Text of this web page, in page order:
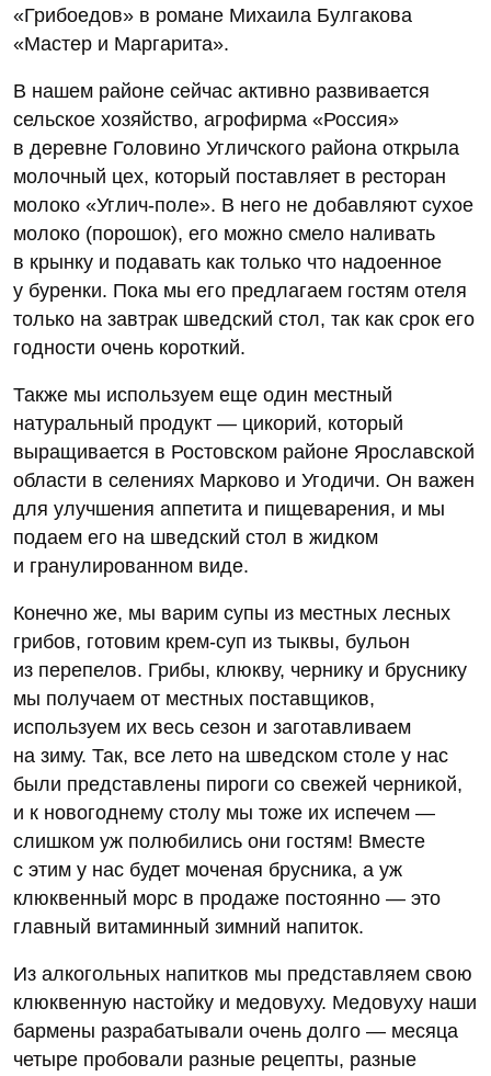
«Грибоедов» в романе Михаила Булгакова
«Мастер и Маргарита».
В нашем районе сейчас активно развивается
сельское хозяйство, агрофирма «Россия»
в деревне Головино Угличского района открыла
молочный цех, который поставляет в ресторан
молоко «Углич-поле». В него не добавляют сухое
молоко (порошок), его можно смело наливать
в крынку и подавать как только что надоенное
у буренки. Пока мы его предлагаем гостям отеля
только на завтрак шведский стол, так как срок его
годности очень короткий.
Также мы используем еще один местный
натуральный продукт — цикорий, который
выращивается в Ростовском районе Ярославской
области в селениях Марково и Угодичи. Он важен
для улучшения аппетита и пищеварения, и мы
подаем его на шведский стол в жидком
и гранулированном виде.
Конечно же, мы варим супы из местных лесных
грибов, готовим крем-суп из тыквы, бульон
из перепелов. Грибы, клюкву, чернику и бруснику
мы получаем от местных поставщиков,
используем их весь сезон и заготавливаем
на зиму. Так, все лето на шведском столе у нас
были представлены пироги со свежей черникой,
и к новогоднему столу мы тоже их испечем —
слишком уж полюбились они гостям! Вместе
с этим у нас будет моченая брусника, а уж
клюквенный морс в продаже постоянно — это
главный витаминный зимний напиток.
Из алкогольных напитков мы представляем свою
клюквенную настойку и медовуху. Медовуху наши
бармены разрабатывали очень долго — месяца
четыре пробовали разные рецепты, разные